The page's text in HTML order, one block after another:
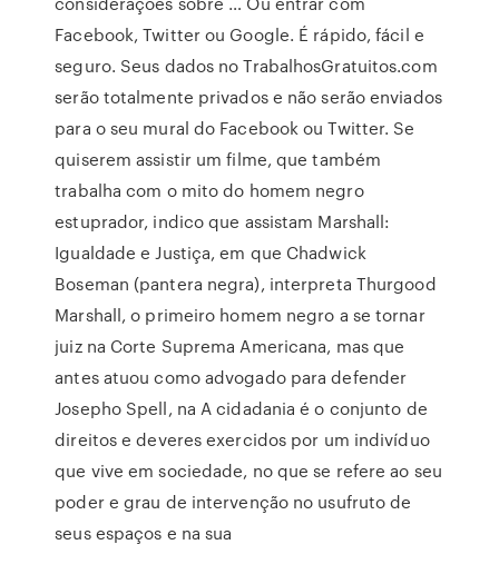
Facebook, Twitter ou Google. É rápido, fácil e
seguro. Seus dados no TrabalhosGratuitos.com
serão totalmente privados e não serão enviados
para o seu mural do Facebook ou Twitter. Se
quiserem assistir um filme, que também
trabalha com o mito do homem negro
estuprador, indico que assistam Marshall:
Igualdade e Justiça, em que Chadwick
Boseman (pantera negra), interpreta Thurgood
Marshall, o primeiro homem negro a se tornar
juiz na Corte Suprema Americana, mas que
antes atuou como advogado para defender
Josepho Spell, na A cidadania é o conjunto de
direitos e deveres exercidos por um indivíduo
que vive em sociedade, no que se refere ao seu
poder e grau de intervenção no usufruto de
seus espaços e na sua